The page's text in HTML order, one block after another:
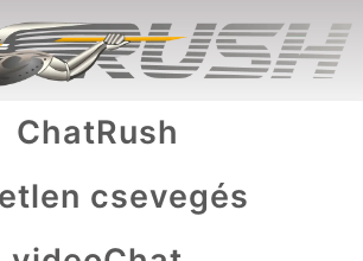
ChatRush
csevegés